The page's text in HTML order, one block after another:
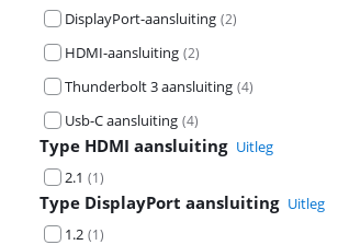
DisplayPort-aansluiting (2)
HDMI-aansluiting (2)
Thunderbolt 3 aansluiting (4)
Usb-C aansluiting (4)
Type HDMI aansluiting Uitleg
2.1 (1)
Type DisplayPort aansluiting Uitleg
1.2 (1)